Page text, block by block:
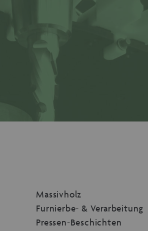
Massivholz
Furnierbe- & Verarbeitung
Pressen-Beschichten